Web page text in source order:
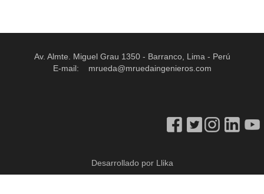
Av. Almte. Miguel Grau 1350 - Barranco, Lima - Perú
E-mail: mrueda@mruedaingenieros.com
Desarrollado por Llika